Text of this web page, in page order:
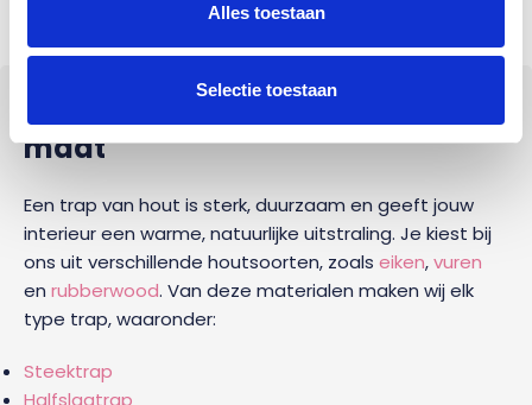
Alles toestaan
Selectie toestaan
Ons aanbod houten trappen op
maat
Een trap van hout is sterk, duurzaam en geeft jouw
interieur een warme, natuurlijke uitstraling. Je kiest bij
ons uit verschillende houtsoorten, zoals eiken,vuren
en rubberwood. Van deze materialen maken wij elk
type trap, waaronder:
Steektrap
Halfslagtrap